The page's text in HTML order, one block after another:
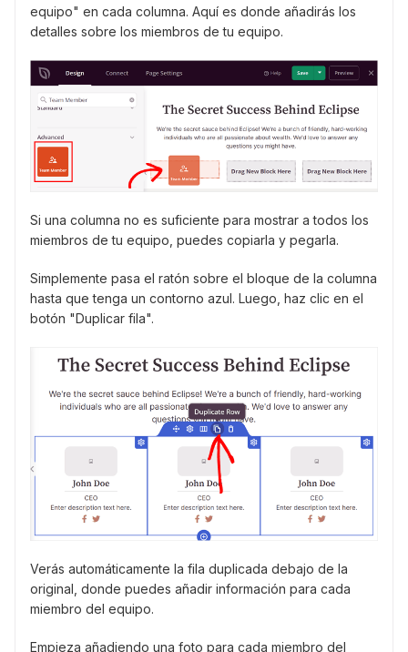
equipo" en cada columna. Aquí es donde añadirás los
detalles sobre los miembros de tu equipo.
Si una columna no es suficiente para mostrar a todos los
miembros de tu equipo, puedes copiarla y pegarla.
Simplemente pasa el ratón sobre el bloque de la columna
hasta que tenga un contorno azul. Luego, haz clic en el
botón "Duplicar fila".
Verás automáticamente la fila duplicada debajo de la
original, donde puedes añadir información para cada
miembro del equipo.
Empieza añadiendo una foto para cada miembro del